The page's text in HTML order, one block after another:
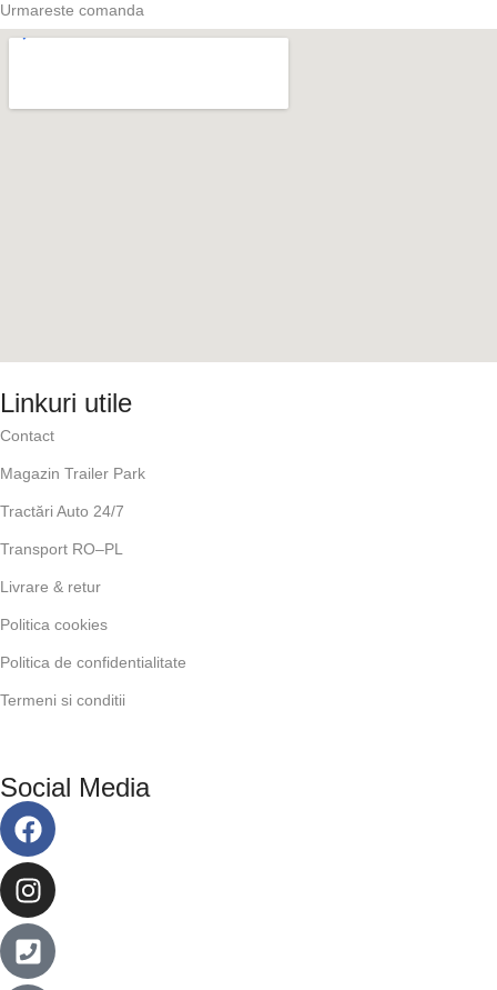
Urmareste comanda
Linkuri utile
Contact
Magazin Trailer Park
Tractări Auto 24/7
Transport RO–PL
Livrare & retur
Politica cookies
Politica de confidentialitate
Termeni si conditii
Social Media